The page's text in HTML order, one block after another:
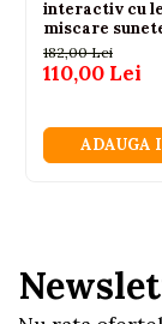
interactiv cu
miscare
melodii, 3 ani+
182,00 Lei
110,00 Lei
ADAUGA